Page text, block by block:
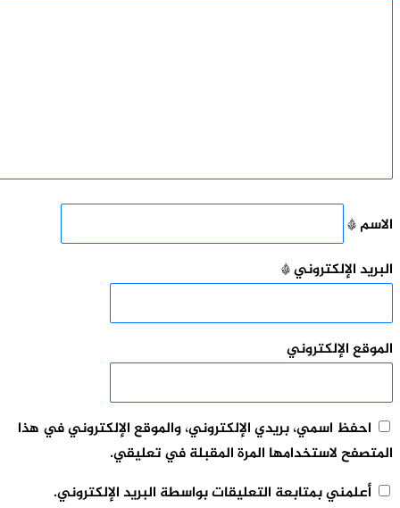
*
الإلكتروني*
الإلكتروني
اسمي، بريدي الإلكتروني، والموقع الإلكتروني في هذا
لاستخدامها المرة المقبلة في تعليقي.
بمتابعة التعليقات بواسطة البريد الإلكتروني.